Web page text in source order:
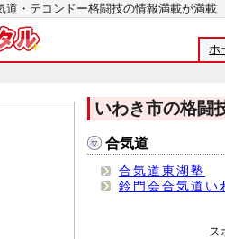
気道・テコンドー格闘技の情報満載が
ホ
いわき市の格闘
合気道
合気道東湖塾
鈴門会合気道い
ス